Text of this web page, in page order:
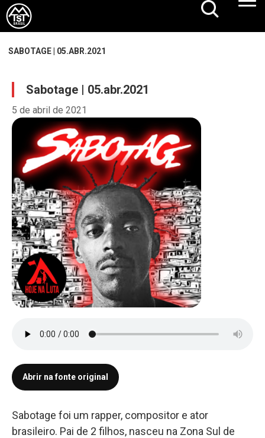
SABOTAGE | 05.ABR.2021
Sabotage | 05.abr.2021
5 de abril de 2021
Abrir na fonte original
Sabotage foi um rapper, compositor e ator
brasileiro. Pai de 2 filhos, nasceu na Zona Sul de